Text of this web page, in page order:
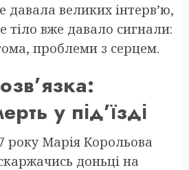
давала великих інтерв’ю,
тіло вже давало сигнали:
проблеми з серцем.
у під’їзді
року Марія Корольова
доньці на